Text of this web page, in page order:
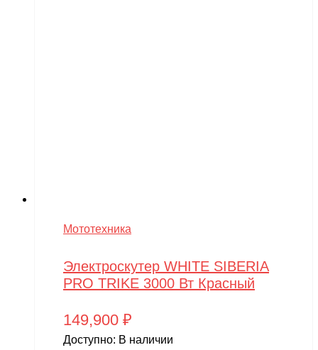
Мототехника
Электроскутер WHITE SIBERIA
PRO TRIKE 3000 Вт Красный
149,900 ₽
Доступно: В наличии